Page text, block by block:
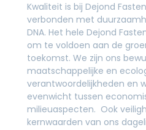
Kwaliteit is bij Dejond
verbonden met
DNA. Het hele Dejond
om te voldoen aan de
toekomst. We zijn ons
maatschappelijke en
verantwoordelijkheden en
evenwicht tussen
milieuaspecten. Ook
kernwaarden van ons